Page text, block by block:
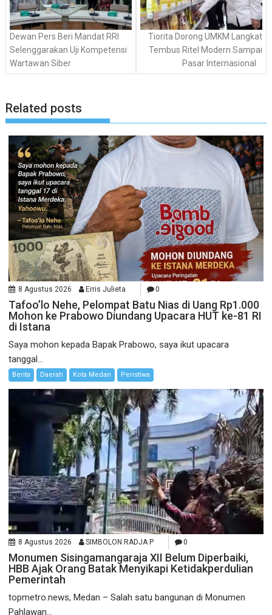
Dewan Pers Beri Mandat RRI
Selenggarakan Uji Kompetensi
Wartawan Siber
Tiorita Dorong UMKM Langkat
Tembus Ritel Modern Sampai
Pasar Internasional
Related posts
8 Agustus 2026 Erris Julieta 0
Tafoo’lo Nehe, Pelompat Batu Nias di Uang Rp1.000
Mohon ke Prabowo Diundang Upacara HUT ke-81 RI
di Istana
Saya mohon kepada Bapak Prabowo, saya ikut upacara
tanggal...
Berita Daerah Kota Medan Peristiwa
8 Agustus 2026 SIMBOLON RADJA P 0
Monumen Sisingamangaraja XII Belum Diperbaiki,
HBB Ajak Orang Batak Menyikapi Ketidakperdulian
Pemerintah
topmetro.news, Medan – Salah satu bangunan di Monumen
Pahlawan...